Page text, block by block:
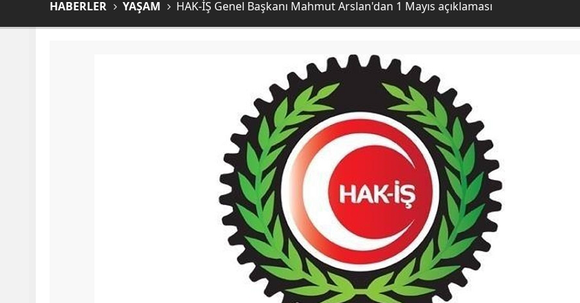
HABERLER YAŞAM HAK-İŞ Genel Başkanı Mahmut Arslan'dan 1 Mayıs açıklaması